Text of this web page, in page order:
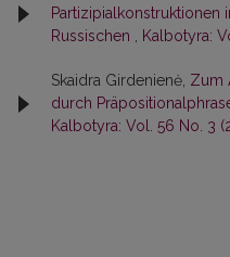
Partizipialkonstruktionen
Russischen
Kalbotyra:
Skaidra Girdenienė, Zum
durch
Kalbotyra: Vol. 56 No. 3